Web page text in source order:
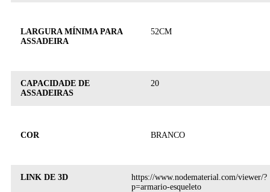
LARGURA MÍNIMA PARA
ASSADEIRA
52CM
CAPACIDADE DE
ASSADEIRAS
20
COR BRANCO
LINK DE 3D
https://www.nodematerial.com/viewer/?
p=armario-esqueleto